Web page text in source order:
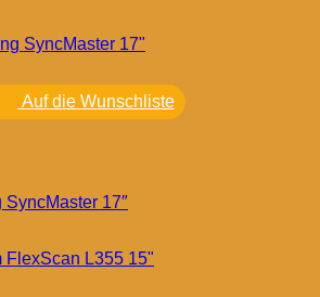
Auf die Wunschliste
17″